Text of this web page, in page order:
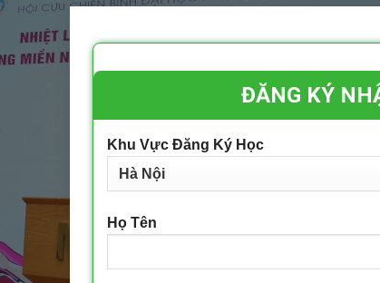
ĐĂNG KÝ
Khu Vực Đăng Ký Học
Họ Tên